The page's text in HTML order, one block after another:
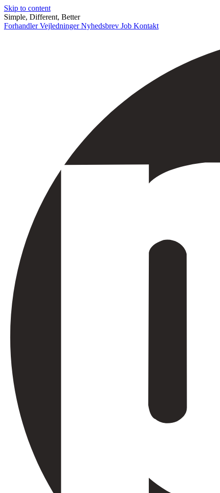
Skip to content
Simple, Different, Better
ForhandlerVejledningerNyhedsbrev Job Kontakt